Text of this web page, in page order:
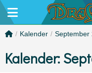
/ Kalender / September
Kalender: